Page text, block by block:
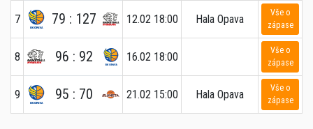
7 79 : 127 12.02 18:00 Hala Opava
Vše o
zápase
8 96 : 92 16.02 18:00
Vše o
zápase
9 95 : 70 21.02 15:00 Hala Opava
Vše o
zápase